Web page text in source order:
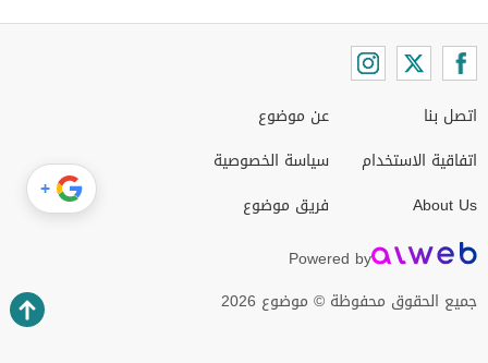
اتصل بنا
اتفاقية الاستخدام
About Us
عن موضوع
سياسة الخصوصية
فريق موضوع
Powered by
جميع الحقوق محفوظة © موضوع 2026
+